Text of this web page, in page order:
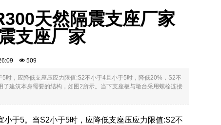
天然隔震支座厂家
支座厂家
509
时，应降低支座压应力限值:S2不小于4且小于5时，降低20%，S2不
建筑本身需要的结构，如图2所示。当下支座板与墩台采用螺栓连接
于5。当S2小于5时，应降低支座压应力限值:S2不